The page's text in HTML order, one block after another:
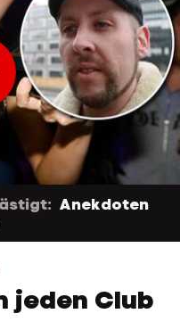
Anekdoten
jeden Club